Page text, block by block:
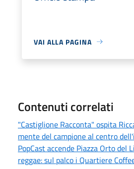
VAI ALLA PAGINA
Contenuti correlati
"Castiglione Racconta" ospita
mente del campione al centro
PopCast accende Piazza Orto del
reggae: sul palco i Quartiere